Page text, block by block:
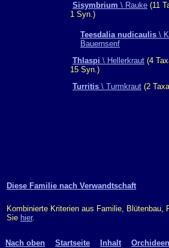
Sisymbrium \ Rauke (11
1 Syn.)
Teesdalia nudicaulis \
Bauernsenf
Thlaspi \ Hellerkraut (4
15 Syn.)
Turritis \ Turmkraut (2
Diese Familie nach Verwandtschaft
Kombinierte Kriterien aus Familie, Blütenbau,
Sie hier.
Nach oben Startseite Inhalt Orchideen